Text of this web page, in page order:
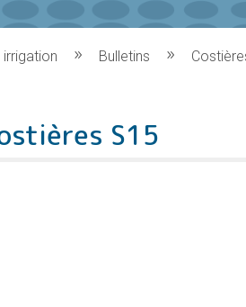
irrigation Bulletins
S15